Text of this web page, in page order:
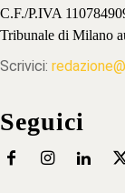
C.F./P.IVA
Tribunale di Milano
Scrivici:
Seguici